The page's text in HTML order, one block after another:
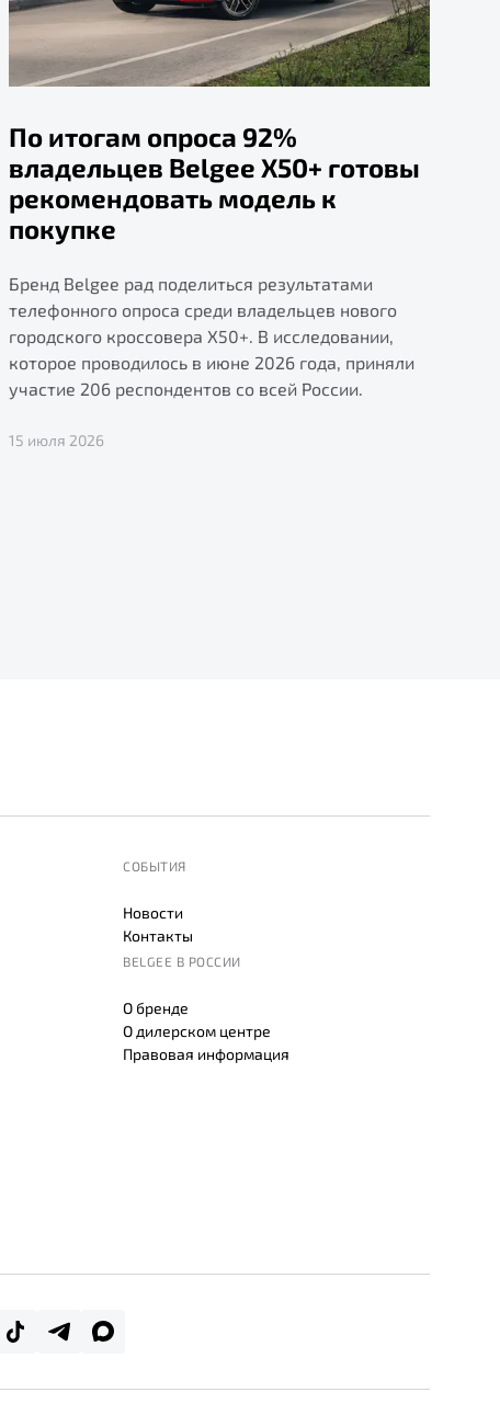
По итогам опроса 92%
владельцев Belgee X50+ готовы
рекомендовать модель к
покупке
Бренд Belgee рад поделиться результатами
телефонного опроса среди владельцев нового
городского кроссовера X50+. В исследовании,
которое проводилось в июне 2026 года, приняли
участие 206 респондентов со всей России.
15 июля 2026
СОБЫТИЯ
Новости
Контакты
BELGEE В РОССИИ
О бренде
О дилерском центре
Правовая информация